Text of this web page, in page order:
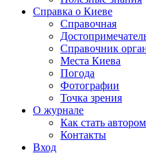
Справка о Киеве
Справочная
Справочник
Места Киева
Погода
Фотографии
Точка зрения
О журнале
Как стать
Контакты
Вход